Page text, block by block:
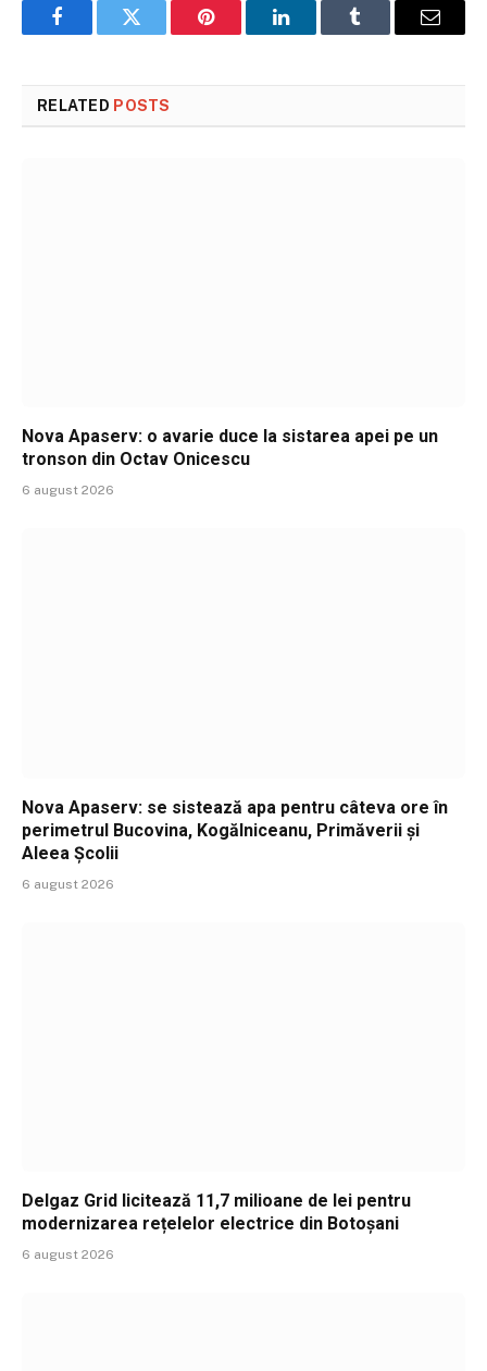
FacebookTwitter Pinterest LinkedInTumblr Email
RELATED POSTS
Nova Apaserv: o avarie duce la sistarea apei pe un
tronson din Octav Onicescu
6 august 2026
Nova Apaserv: se sistează apa pentru câteva ore în
perimetrul Bucovina, Kogălniceanu, Primăverii și
Aleea Școlii
6 august 2026
Delgaz Grid licitează 11,7 milioane de lei pentru
modernizarea rețelelor electrice din Botoșani
6 august 2026